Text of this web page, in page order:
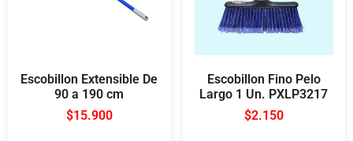
Escobillon Extensible De
90 a 190 cm
$15.900
Escobillon Fino Pelo
Largo 1 Un. PXLP3217
$2.150